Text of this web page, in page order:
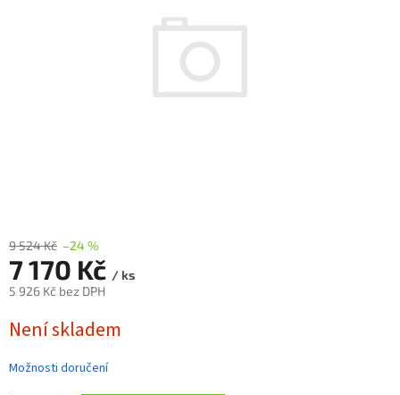
9 524 Kč –24 %
7 170 Kč / ks
5 926 Kč bez DPH
cena:
Není skladem
Možnosti doručení